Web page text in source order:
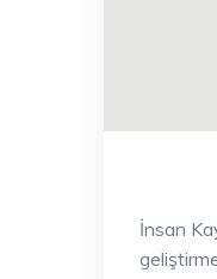
İnsan